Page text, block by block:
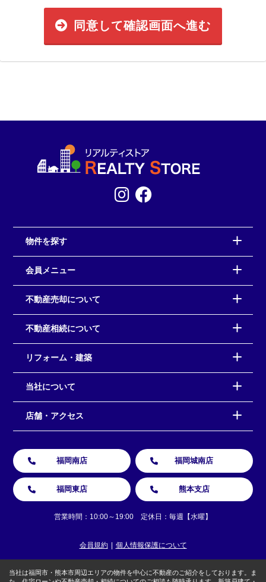
同意して確認画面へ進む
物件を探す
会員メニュー
不動産売却について
不動産相続について
リフォーム・建築
当社について
店舗・アクセス
福岡南店 福岡城南店
福岡東店 熊本支店
営業時間：10:00～19:00 定休日：毎週【水曜】
会員規約 個人情報保護について
当社は福岡市・熊本市周辺エリアの物件を中心に不動産のご紹介をしております。ま